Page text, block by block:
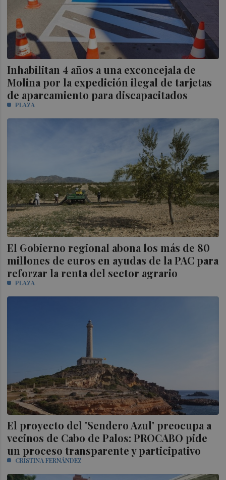
Inhabilitan 4 años a una exconcejala de
Molina por la expedición ilegal de tarjetas
de aparcamiento para discapacitados
PLAZA
El Gobierno regional abona los más de 80
millones de euros en ayudas de la PAC para
reforzar la renta del sector agrario
PLAZA
El proyecto del 'Sendero Azul' preocupa a
vecinos de Cabo de Palos: PROCABO pide
un proceso transparente y participativo
CRISTINA FERNÁNDEZ